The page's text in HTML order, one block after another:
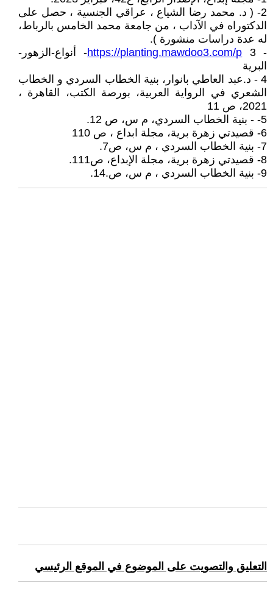
2- ( د. محمد رضا الشياع ، عراقي الجنسية ، حصل على
الدكتوراه في الآداب ، من جامعة محمد الخامس بالرباط،
له عدة دراسات منشورة ).
-
https://planting.mawdoo3.com/p3- أنواع-الزهور-
البرية
4 - د.عبد العاطي بانوار، بنية الخطاب السردي و الخطاب
الشعري في الرواية العربية، بورصة الكتب، القاهرة ،
2021، ص 11
5- - بنية الخطاب السردي، م س، ص 12.
6- قصيدتي زهرة برية، مجلة ابداع ، ص 110
7- بنية الخطاب السردي ، م س، ص7.
8- قصيدتي زهرة برية، مجلة الإبداع، ص111.
9- بنية الخطاب السردي ، م س، ص.14.
التعليق والتصويت على الموضوع في الموقع الرئيسي